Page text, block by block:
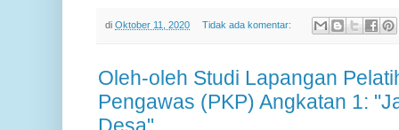
di Oktober 11, 2020 Tidak ada komentar:
Oleh-oleh Studi Lapangan
Pengawas (PKP) Angkatan 1: